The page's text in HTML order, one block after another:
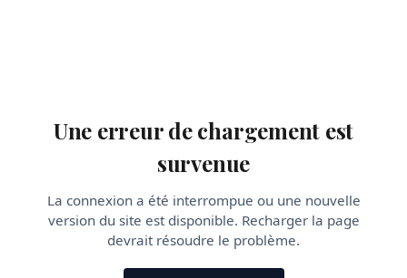
Une erreur de chargement est
survenue
La connexion a été interrompue ou une nouvelle
version du site est disponible. Recharger la page
devrait résoudre le problème.